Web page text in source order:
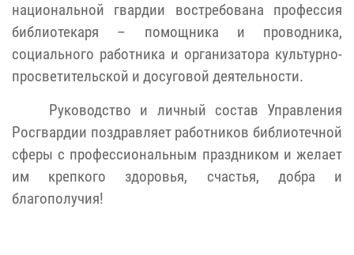
национальной гвардии востребована профессия
библиотекаря – помощника и проводника,
социального работника и организатора культурно-
просветительской и досуговой деятельности.
Руководство и личный состав Управления
Росгвардии поздравляет работников библиотечной
сферы с профессиональным праздником и желает
им крепкого здоровья, счастья, добра и
благополучия!